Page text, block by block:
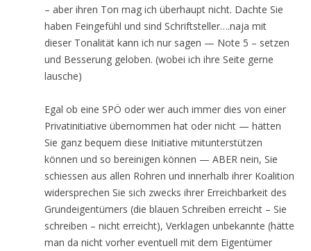
– aber ihren Ton mag ich überhaupt nicht. Dachte Sie
haben Feingefühl und sind Schriftsteller….naja mit
dieser Tonalität kann ich nur sagen — Note 5 – setzen
und Besserung geloben. (wobei ich ihre Seite gerne
lausche)
Egal ob eine SPÖ oder wer auch immer dies von einer
Privatinitiative übernommen hat oder nicht — hätten
Sie ganz bequem diese Initiative mitunterstützen
können und so bereinigen können — ABER nein, Sie
schiessen aus allen Rohren und innerhalb ihrer Koalition
widersprechen Sie sich zwecks ihrer Erreichbarkeit des
Grundeigentümers (die blauen Schreiben erreicht – Sie
schreiben – nicht erreicht), Verklagen unbekannte (hätte
man da nicht vorher eventuell mit dem Eigentümer